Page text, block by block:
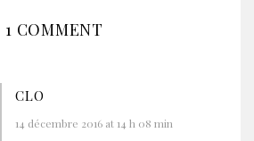
1 COMMENT
CLO
14 décembre 2016 at 14 h 08 min